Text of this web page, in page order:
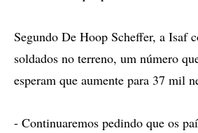
Segundo De Hoop Scheffer, a Isaf
soldados no terreno, um número
esperam que aumente para 37 mil
- Continuaremos pedindo que os